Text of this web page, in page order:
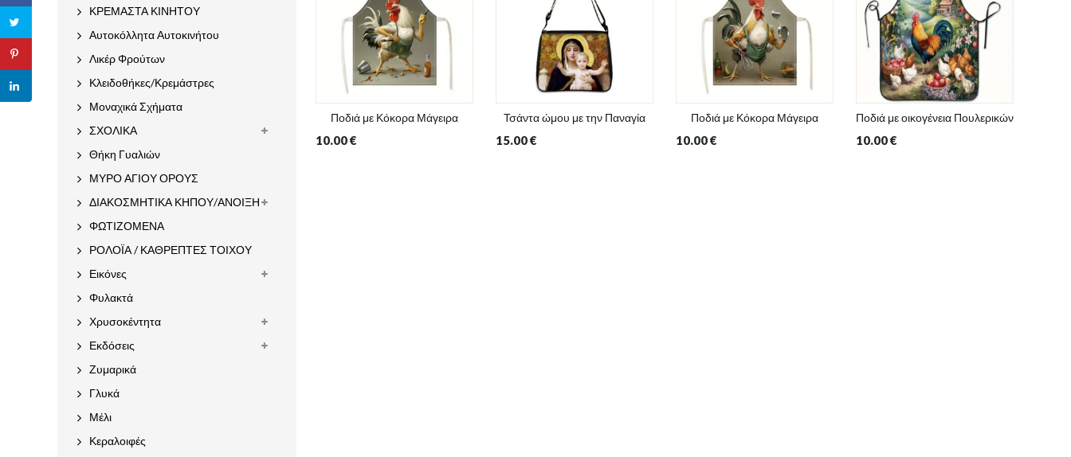
Ποδιά με Κόκορα Μάγειρα
10.00€
Τσάντα ώμου με την Παναγία
15.00€
Ποδιά με Κόκορα Μάγειρα
10.00€
Ποδιά με οικογένεια Πουλερικών
10.00€
ΚΡΕΜΑΣΤΑ ΚΙΝΗΤΟΥ
Αυτοκόλλητα Αυτοκινήτου
Λικέρ Φρούτων
Κλειδοθήκες/Κρεμάστρες
Μοναχικά Σχήματα
ΣΧΟΛΙΚΑ
Θήκη Γυαλιών
ΜΥΡΟ ΑΓΙΟΥ ΟΡΟΥΣ
ΔΙΑΚΟΣΜΗΤΙΚΑ ΚΗΠΟΥ/ΑΝΟΙΞΗ
ΦΩΤΙΖΟΜΕΝΑ
ΡΟΛΟΪΑ / ΚΑΘΡΕΠΤΕΣ ΤΟΙΧΟΥ
Εικόνες
Φυλακτά
Χρυσοκέντητα
Εκδόσεις
Ζυμαρικά
Γλυκά
Μέλι
Κεραλοιφές